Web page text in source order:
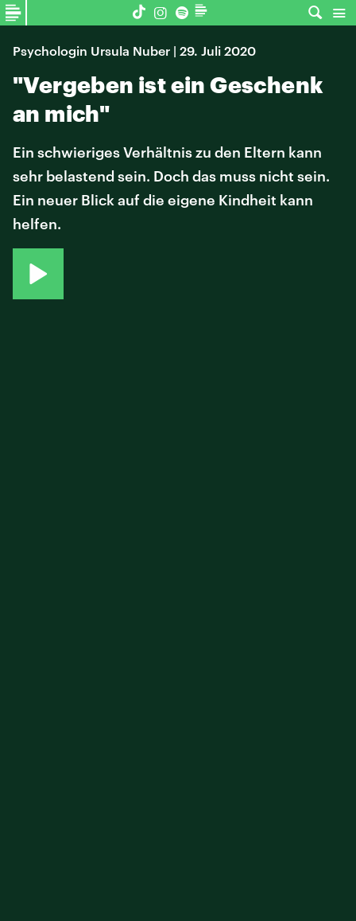
Psychologin Ursula Nuber | 29. Juli 2020
"Vergeben ist ein Geschenk
an mich"
Ein schwieriges Verhältnis zu den Eltern kann
sehr belastend sein. Doch das muss nicht sein.
Ein neuer Blick auf die eigene Kindheit kann
helfen.